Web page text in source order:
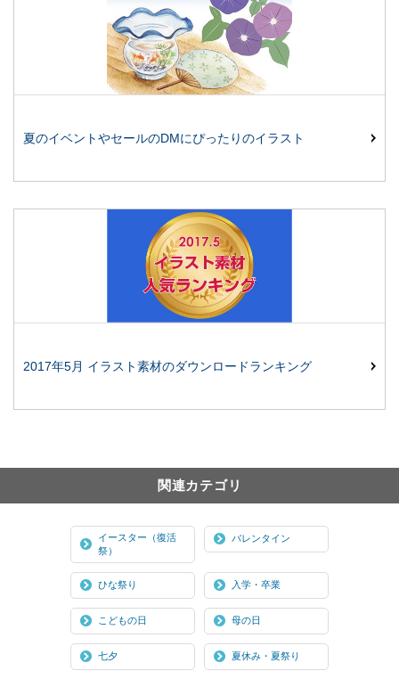
夏のイベントやセールのDMにぴったりのイラスト
2017年5月 イラスト素材のダウンロードランキング
関連カテゴリ
イースター（復活
祭）
バレンタイン
ひな祭り 入学・卒業
こどもの日 母の日
七夕 夏休み・夏祭り